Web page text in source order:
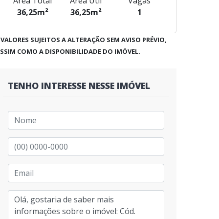
36,25m²
36,25m²
1
SUJEITOS A ALTERAÇÃO SEM AVISO PRÉVIO,
COMO A DISPONIBILIDADE DO IMÓVEL.
TENHO INTERESSE NESSE IMÓVEL